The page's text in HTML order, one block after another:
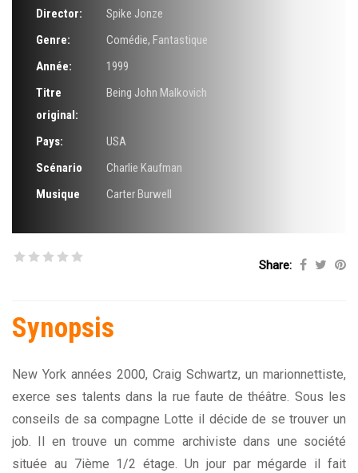
Director:
Spike Jonze
Genre:
Comédie, Fantastique
Année:
1999
Titre
original:
Being John Malkovich
Pays:
USA
Scénario
Charlie Kaufman
Musique
Carter Burwell
Share:
Synopsis
New York années 2000, Craig Schwartz, un marionnettiste,
exerce ses talents dans la rue faute de théâtre. Sous les
conseils de sa compagne Lotte il décide de se trouver un
job. Il en trouve un comme archiviste dans une société
située au 7ième 1/2 étage. Un jour par mégarde il fait